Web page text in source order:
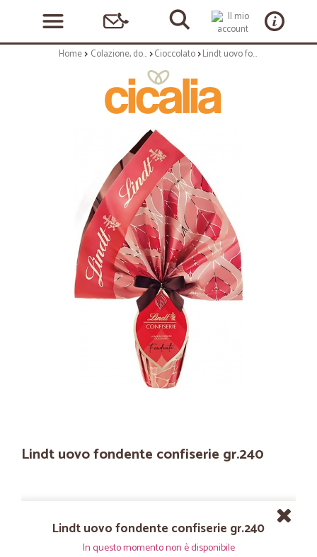
Home Colazione, dolciumi e snack Cioccolato Lindt uovo fondente confiserie gr.240
Lindt uovo fondente confiserie gr.240
Lindt uovo fondente confiserie gr.240
In questo momento non è disponibile